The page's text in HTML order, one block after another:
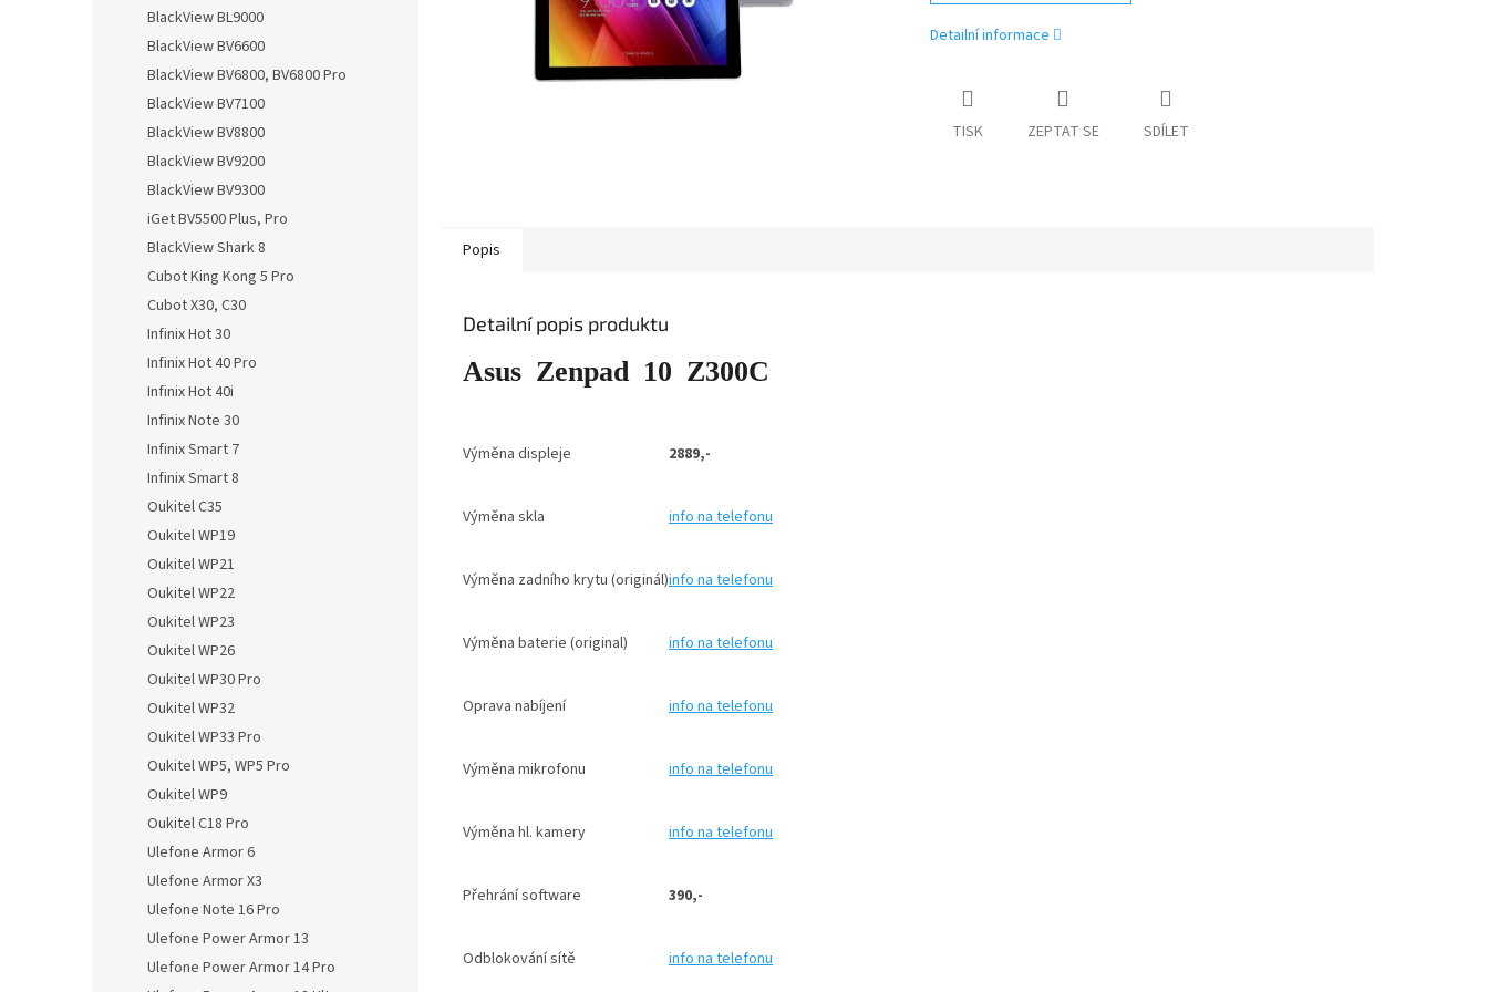
BlackView BL9000
BlackView BV6600
BlackView BV6800, BV6800 Pro
BlackView BV7100
BlackView BV8800
BlackView BV9200
BlackView BV9300
iGet BV5500 Plus, Pro
BlackView Shark 8
Cubot King Kong 5 Pro
Cubot X30, C30
Infinix Hot 30
Infinix Hot 40 Pro
Infinix Hot 40i
Infinix Note 30
Infinix Smart 7
Infinix Smart 8
Oukitel C35
Oukitel WP19
Oukitel WP21
Oukitel WP22
Oukitel WP23
Oukitel WP26
Oukitel WP30 Pro
Oukitel WP32
Oukitel WP33 Pro
Oukitel WP5, WP5 Pro
Oukitel WP9
Oukitel C18 Pro
Ulefone Armor 6
Ulefone Armor X3
Ulefone Note 16 Pro
Ulefone Power Armor 13
Ulefone Power Armor 14 Pro
Detailní informace
TISK ZEPTAT SE SDÍLET
Popis
Detailní popis produktu
Asus Zenpad 10 Z300C
Výměna displeje 2889,-
Výměna skla info na telefonu
Výměna zadního krytu (originál)info na telefonu
Výměna baterie (original) info na telefonu
Oprava nabíjení info na telefonu
Výměna mikrofonu info na telefonu
Výměna hl. kamery info na telefonu
Přehrání software 390,-
Odblokování sítě info na telefonu